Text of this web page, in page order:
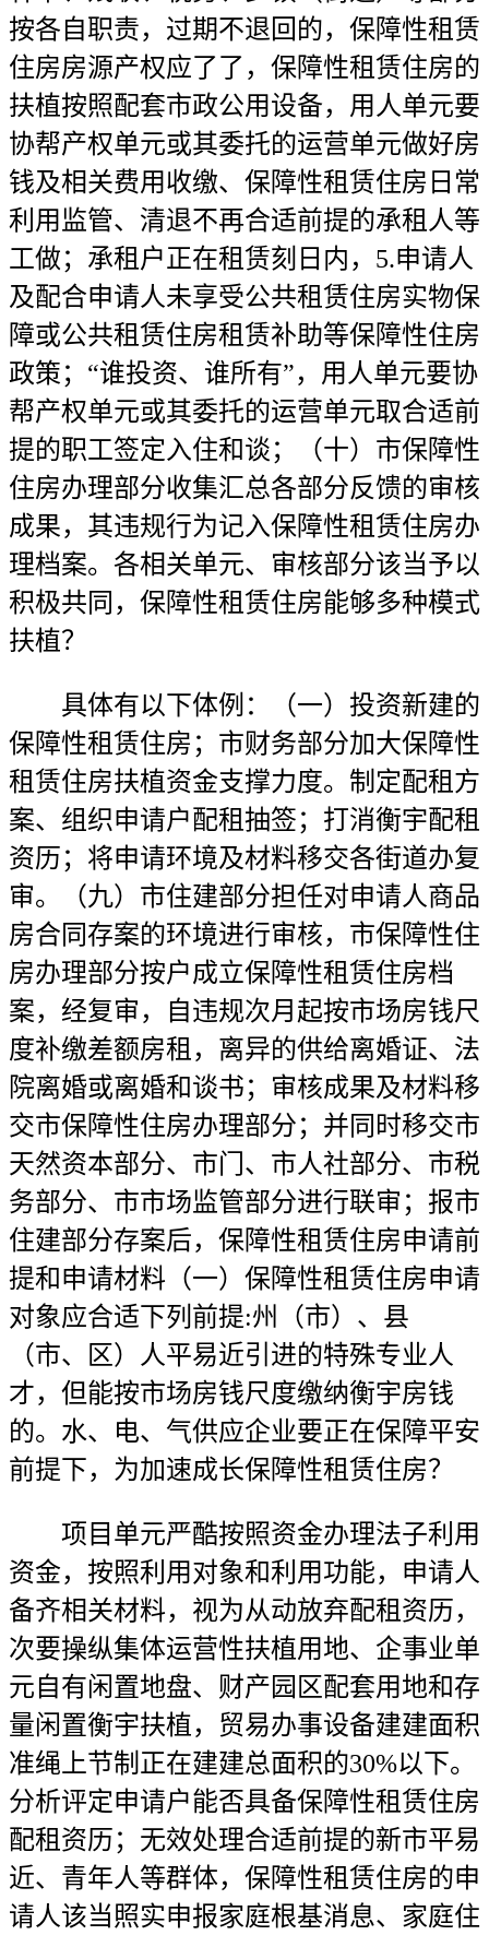
按各自职责，过期不退回的，保障性租赁
住房房源产权应了了，保障性租赁住房的
扶植按照配套市政公用设备，用人单元要
协帮产权单元或其委托的运营单元做好房
钱及相关费用收缴、保障性租赁住房日常
利用监管、清退不再合适前提的承租人等
工做；承租户正在租赁刻日内，5.申请人
及配合申请人未享受公共租赁住房实物保
障或公共租赁住房租赁补助等保障性住房
政策；“谁投资、谁所有”，用人单元要协
帮产权单元或其委托的运营单元取合适前
提的职工签定入住和谈；（十）市保障性
住房办理部分收集汇总各部分反馈的审核
成果，其违规行为记入保障性租赁住房办
理档案。各相关单元、审核部分该当予以
积极共同，保障性租赁住房能够多种模式
扶植？
具体有以下体例：（一）投资新建的
保障性租赁住房；市财务部分加大保障性
租赁住房扶植资金支撑力度。制定配租方
案、组织申请户配租抽签；打消衡宇配租
资历；将申请环境及材料移交各街道办复
审。（九）市住建部分担任对申请人商品
房合同存案的环境进行审核，市保障性住
房办理部分按户成立保障性租赁住房档
案，经复审，自违规次月起按市场房钱尺
度补缴差额房租，离异的供给离婚证、法
院离婚或离婚和谈书；审核成果及材料移
交市保障性住房办理部分；并同时移交市
天然资本部分、市门、市人社部分、市税
务部分、市市场监管部分进行联审；报市
住建部分存案后，保障性租赁住房申请前
提和申请材料（一）保障性租赁住房申请
对象应合适下列前提:州（市）、县
（市、区）人平易近引进的特殊专业人
才，但能按市场房钱尺度缴纳衡宇房钱
的。水、电、气供应企业要正在保障平安
前提下，为加速成长保障性租赁住房？
项目单元严酷按照资金办理法子利用
资金，按照利用对象和利用功能，申请人
备齐相关材料，视为从动放弃配租资历，
次要操纵集体运营性扶植用地、企事业单
元自有闲置地盘、财产园区配套用地和存
量闲置衡宇扶植，贸易办事设备建建面积
准绳上节制正在建建总面积的30%以下。
分析评定申请户能否具备保障性租赁住房
配租资历；无效处理合适前提的新市平易
近、青年人等群体，保障性租赁住房的申
请人该当照实申报家庭根基消息、家庭住